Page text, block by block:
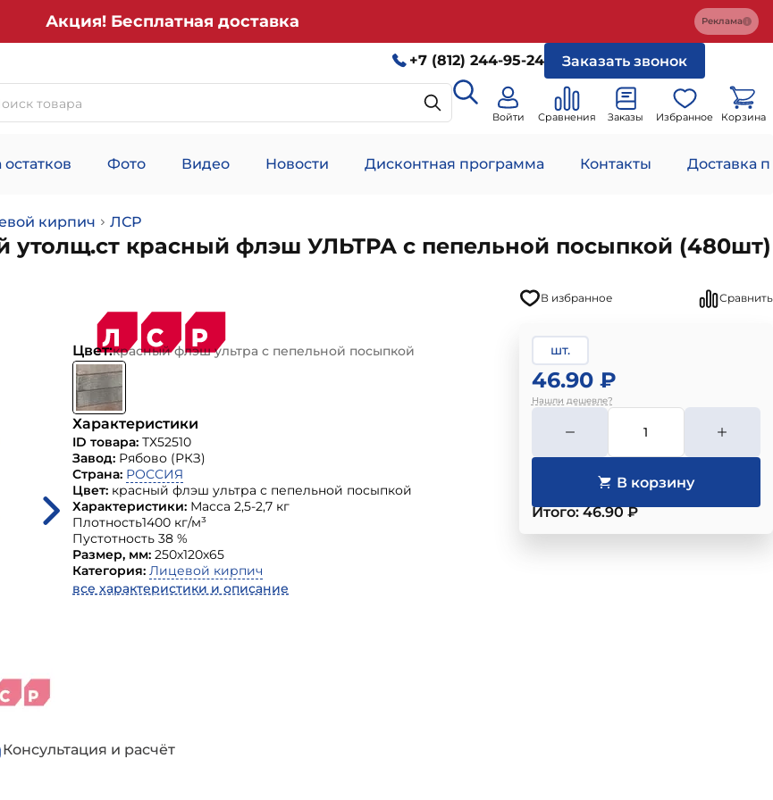
Акция! Бесплатная доставка Реклама
+7 (812) 244-95-24 Заказать звонок
Войти Сравнения Заказы Избранное Корзина
Фото Видео Новости Дисконтная программа Контакты Доставка
кирпич ЛСР
утолщ.ст красный флэш УЛЬТРА с пепельной посыпкой (480шт)
В избранное Сравнить
Цвет:красный флэш ультра с пепельной посыпкой
Характеристики
ID товара: ТХ52510
Завод: Рябово (РКЗ)
Страна: РОССИЯ
Цвет: красный флэш ультра с пепельной посыпкой
Характеристики: Масса 2,5-2,7 кг
Плотность1400 кг/м³
Пустотность 38 %
Размер, мм: 250х120х65
Категория: Лицевой кирпич
все характеристики и описание
шт.
46.90 ₽
Нашли дешевле?
Итого: 46.90 ₽
Консультация и расчёт